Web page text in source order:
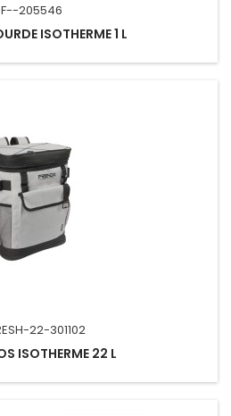
F--205546
ISOTHERME 1 L
22-301102
ISOTHERME 22 L